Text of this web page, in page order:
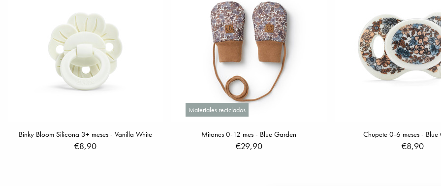
Binky Bloom Silicona 3+ meses - Vanilla White
€8,90
Materiales reciclados
Mitones 0-12 mes - Blue Garden
€29,90
Chupete 0-6 meses - Blue
€8,90